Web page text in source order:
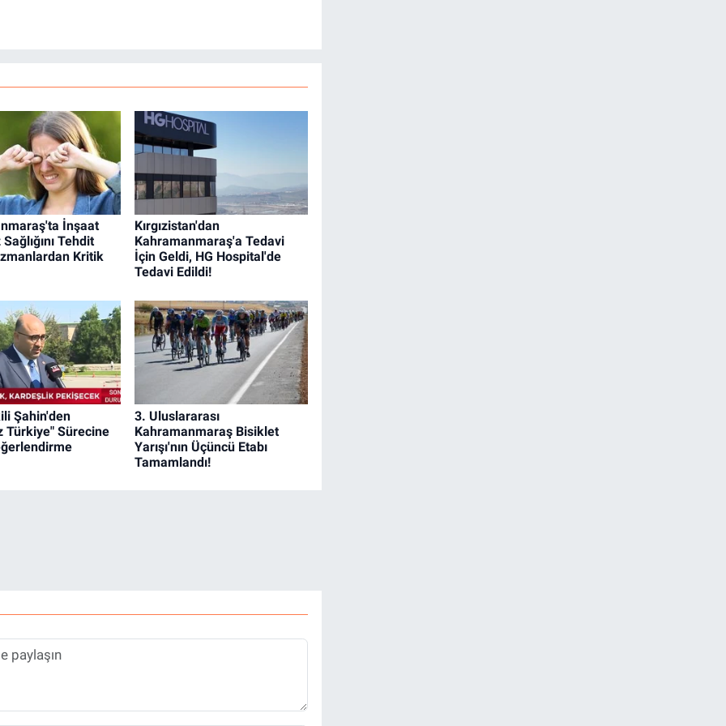
İnşaat
Tehdit
Kritik
Kırgızistan'dan
Kahramanmaraş'a Tedavi
İçin Geldi, HG Hospital'de
Tedavi Edildi!
Şahin'den
Türkiye" Sürecine
3. Uluslararası
Kahramanmaraş Bisiklet
Yarışı'nın Üçüncü Etabı
Tamamlandı!